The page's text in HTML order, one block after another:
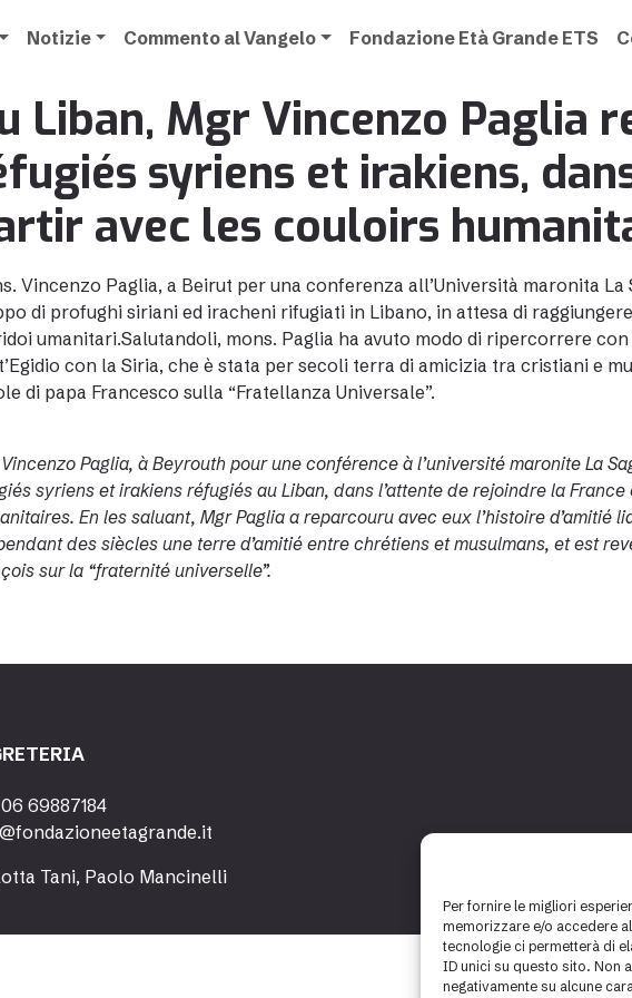
Per fornire le migliori
memorizzare e/o accedere
tecnologie ci permetterà di
ID unici su questo sito. Non
negativamente su alcune
Notizie Commento al Vangelo Fondazione Età Grande ETS
Liban, Mgr Vincenzo Paglia
syriens et irakiens,
avec les couloirs
Vincenzo Paglia, a Beirut per una conferenza all’Università maronita
di profughi siriani ed iracheni rifugiati in Libano, in attesa di
umanitari.Salutandoli, mons. Paglia ha avuto modo di ripercorrere
con la Siria, che è stata per secoli terra di amicizia tra cristiani e
di papa Francesco sulla “Fratellanza Universale”.
Paglia, à Beyrouth pour une conférence à l’université maronite La
syriens et irakiens réfugiés au Liban, dans l’attente de rejoindre la
En les saluant, Mgr Paglia a reparcouru avec eux l’histoire d’amitié
des siècles une terre d’amitié entre chrétiens et musulmans, et est
sur la “fraternité universelle”.
69887184
Tani, Paolo Mancinelli